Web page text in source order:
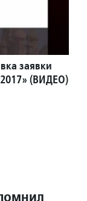
заявки
2017» (ВИДЕО)